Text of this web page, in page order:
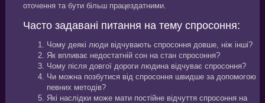
оточення та бути більш працездатними.
Часто задавані питання на тему спросоння:
Чому деякі люди відчувають спросоння довше, ніж інші?
Як впливає недостатній сон на стан спросоння?
Чому після довгої дороги людина відчуває спросоння?
Чи можна позбутися від спросоння швидше за допомогою
певних методів?
Які наслідки може мати постійне відчуття спросоння на